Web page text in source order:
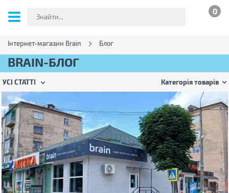
0
Інтернет-магазин Brain Блог
BRAIN-БЛОГ
УСІ СТАТТІ Категорія товарів